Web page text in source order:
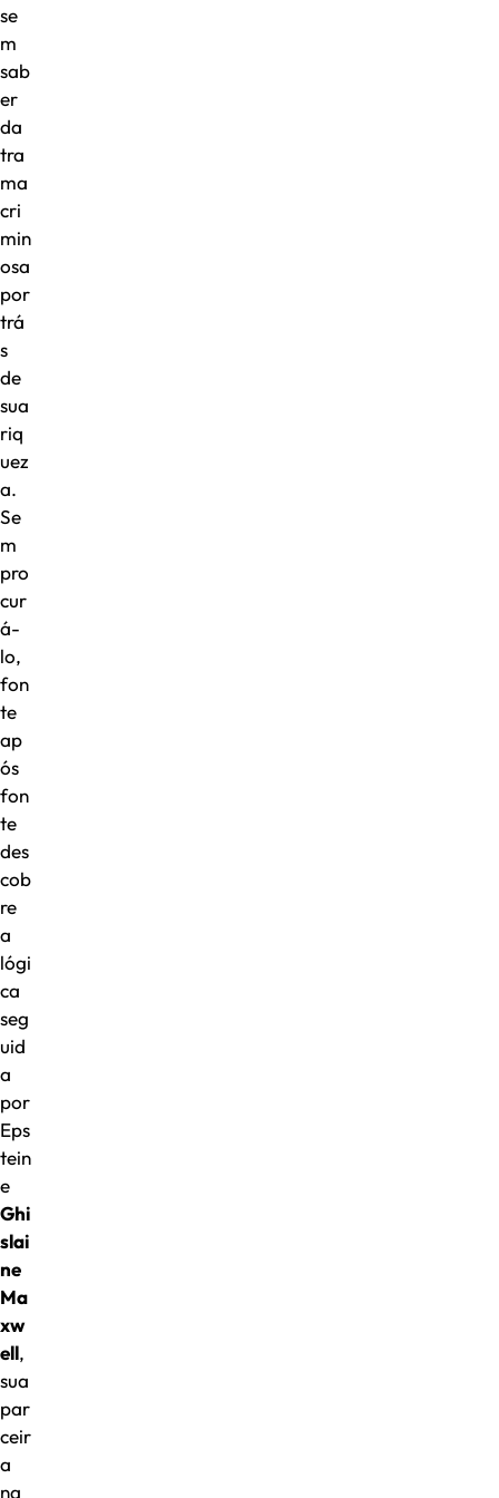
se
m
sab
er
da
tra
ma
cri
min
osa
por
trá
s
de
sua
riq
uez
a.
Se
m
pro
cur
á-
lo,
fon
te
ap
ós
fon
te
des
cob
re
a
lógi
ca
seg
uid
a
por
Eps
tein
e
Ghi
slai
ne
Ma
xw
ell,
sua
par
ceir
a
na